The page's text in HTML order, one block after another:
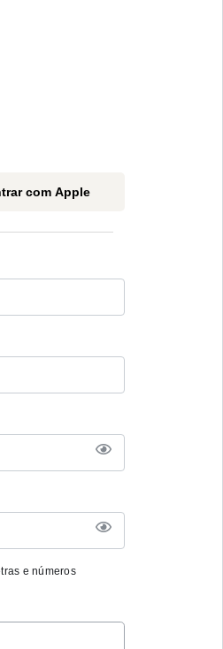
com Apple
e números